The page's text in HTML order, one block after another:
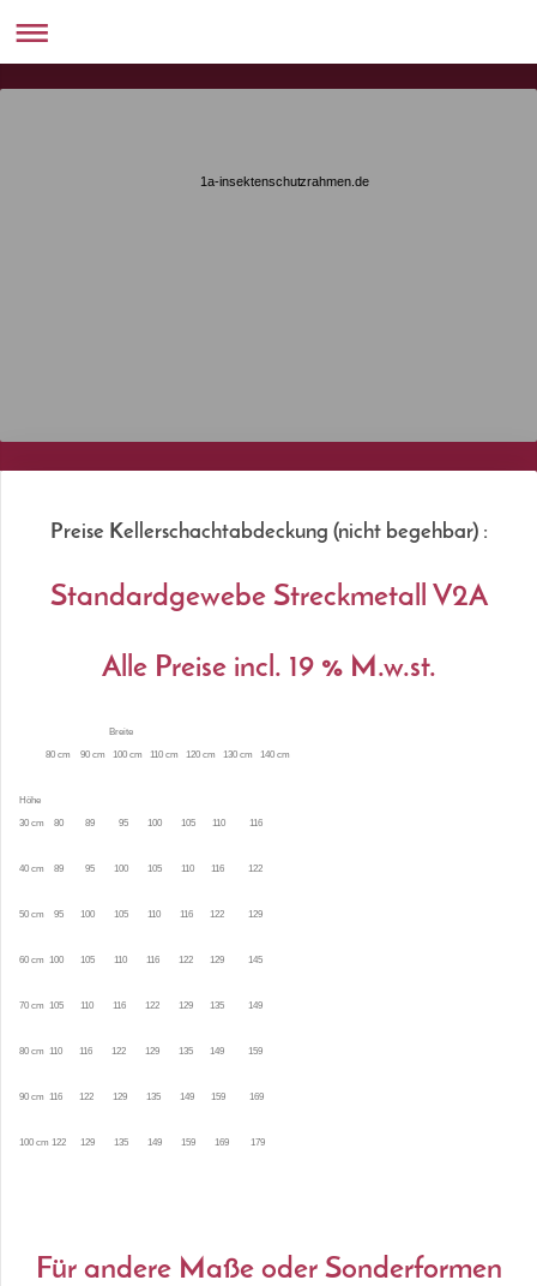
1a-insektenschutzrahmen.de
Preise Kellerschachtabdeckung (nicht begehbar) :
Standardgewebe Streckmetall V2A
Alle Preise incl. 19 % M.w.st.
Breite
80 cm 90 cm 100 cm 110 cm 120 cm 130 cm 140 cm
Höhe
30 cm 80 89 95 100 105 110 116
40 cm 89 95 100 105 110 116 122
50 cm 95 100 105 110 116 122 129
60 cm 100 105 110 116 122 129 145
70 cm 105 110 116 122 129 135 149
80 cm 110 116 122 129 135 149 159
90 cm 116 122 129 135 149 159 169
100 cm 122 129 135 149 159 169 179
Für andere Maße oder Sonderformen